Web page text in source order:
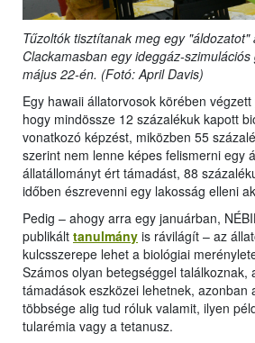
Tűzoltók tisztítanak meg egy "áldozatot"
Clackamasban egy ideggáz-
május 22-én. (Fotó: April Davis)
Egy hawaii állatorvosok körében végzett
hogy mindössze 12 százalékuk kapott
vonatkozó képzést, miközben 55
szerint nem lenne képes felismerni egy
állatállományt ért támadást, 88
időben észrevenni egy lakosság elleni
Pedig – ahogy arra egy januárban,
publikált tanulmány is rávilágít – az
kulcsszerepe lehet a biológiai
Számos olyan betegséggel találkoznak,
támadások eszközei lehetnek, azonban
többsége alig tud róluk valamit, ilyen
tularémia vagy a tetanusz.